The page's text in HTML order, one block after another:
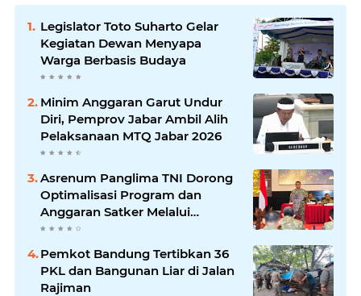
Legislator Toto Suharto Gelar
Kegiatan Dewan Menyapa
Warga Berbasis Budaya
Minim Anggaran Garut Undur
Diri, Pemprov Jabar Ambil Alih
Pelaksanaan MTQ Jabar 2026
Asrenum Panglima TNI Dorong
Optimalisasi Program dan
Anggaran Satker Melalui
Evaluasi Kinerja
Pemkot Bandung Tertibkan 36
PKL dan Bangunan Liar di Jalan
Rajiman